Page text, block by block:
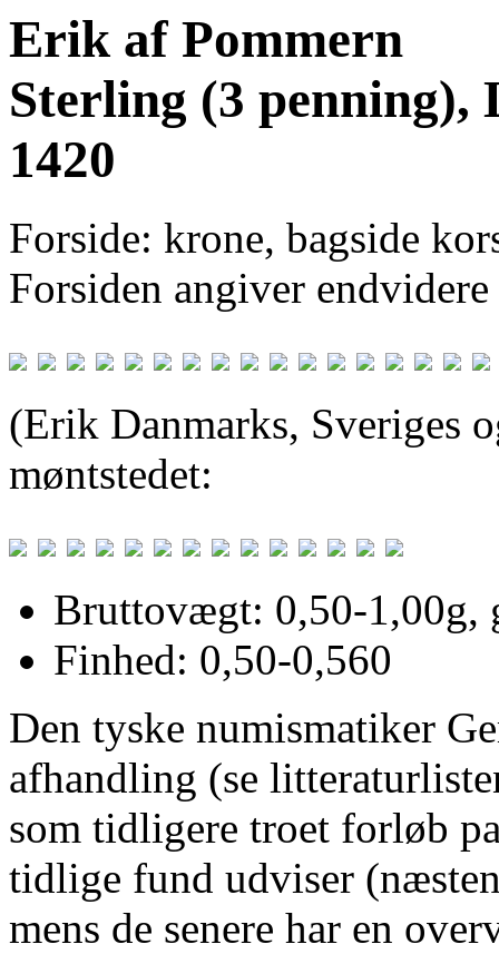
Erik af Pommern
Sterling (3 penning),
1420
Forside: krone, bagside
Forsiden angiver
(Erik Danmarks, Sveriges
møntstedet:
Bruttovægt: 0,50-1,00g,
Finhed: 0,50-0,560
Den tyske numismatiker
afhandling (se
som tidligere troet forløb
tidlige fund udviser
mens de senere har en